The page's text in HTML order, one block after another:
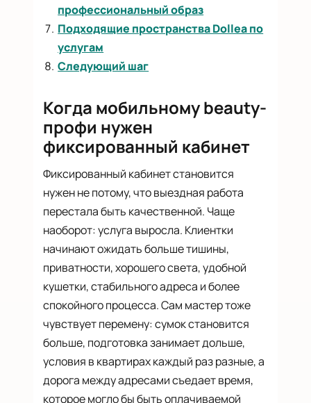
профессиональный образ
Подходящие пространства Dollea по
услугам
Следующий шаг
Когда мобильному beauty-
профи нужен
фиксированный кабинет
Фиксированный кабинет становится
нужен не потому, что выездная работа
перестала быть качественной. Чаще
наоборот: услуга выросла. Клиентки
начинают ожидать больше тишины,
приватности, хорошего света, удобной
кушетки, стабильного адреса и более
спокойного процесса. Сам мастер тоже
чувствует перемену: сумок становится
больше, подготовка занимает дольше,
условия в квартирах каждый раз разные, а
дорога между адресами съедает время,
которое могло бы быть оплачиваемой